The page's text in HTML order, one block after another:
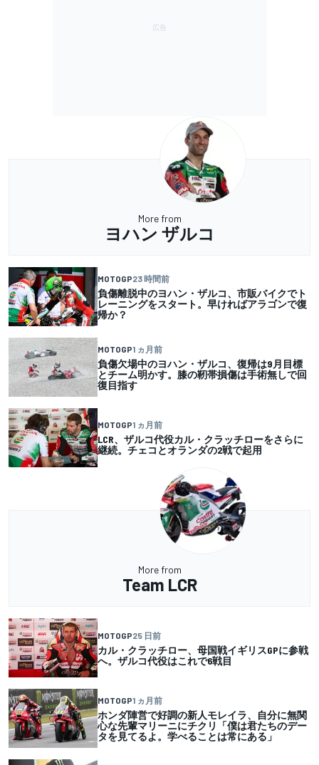
More from
ヨハン ザルコ
MOTOGP23 時間前
負傷離脱中のヨハン・ザルコ、市販バイクでト
レーニングをスタート。早ければアラゴンで復
帰か？
MOTOGP1 ヵ月前
負傷欠場中のヨハン・ザルコ、復帰は9月目標
とチーム明かす。膝の靭帯損傷は手術無しで回
復目指す
MOTOGP1 ヵ月前
LCR、ザルコ代役カル・クラッチローをさらに
継続。チェコとオランダの2戦で起用
More from
Team LCR
MOTOGP25 日前
カル・クラッチロー、母国戦イギリスGPに参戦
へ。ザルコ代役はこれで6戦目
MOTOGP1 ヵ月前
ホンダ陣営で好調の新人モレイラ、自分に無関
心な先輩マリーニにチクリ「僕は君たちのデー
タを見てるよ。学べることは常にある」